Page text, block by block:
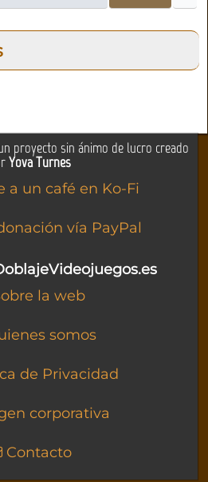
proyecto sin ánimo de lucro creado
Yova Turnes
a un café en Ko-Fi
vía PayPal
la web
somos
de Privacidad
corporativa
Contacto